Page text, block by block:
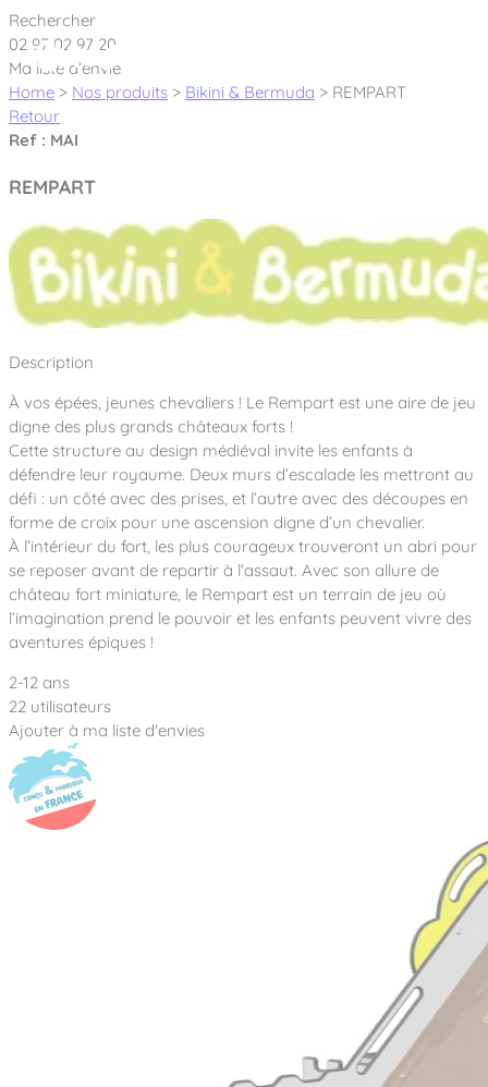
Cookies management panel
Créateur et fabricant d’aires de jeux &
Nos dernières actualités
À propos
Nos engagements
Notre partenariat avec l’association Rêves de clown
Nos Garanties
Notre concept
Notre entreprise
Notre équipe
Nous rejoindre
Aires de jeux Bikini & Bermuda®
Tous nos jeux
Jeux inclusifs
Jeux recyclés
Nos univers
Sport & Fitness Sport&Co®
Agrès fitness
Parcours de santé
Stadium Arena
Street workout
Surfpark
Équipements sportifs
Mobilier & accessoires
Mobilier urbain
Accessoires ludiques
Nos clients
Collectivités
Établissements scolaires
Architectes, Paysagistes-concepteurs
Camping et résidences de vacances
Notre expertise
Des aires intergénérationnelles de
L’éco-conception de nos jeux
La végétalisation des cours d’école
Nos matériaux
Nos fonctions ludiques & sportives
Nos sols amortissants
Réalisations
Contact
Les questions fréquentes
Catalogues
Rechercher
02 97 02 97 20
Ma liste d’envie
Home > Nos produits > Bikini & Bermuda > REMPART
Retour
Ref : MAI
REMPART
Description
À vos épées, jeunes chevaliers ! Le Rempart est une aire de jeu
digne des plus grands châteaux forts !
Cette structure au design médiéval invite les enfants à
défendre leur royaume. Deux murs d’escalade les mettront au
défi : un côté avec des prises, et l’autre avec des découpes en
forme de croix pour une ascension digne d’un chevalier.
À l’intérieur du fort, les plus courageux trouveront un abri pour
se reposer avant de repartir à l’assaut. Avec son allure de
château fort miniature, le Rempart est un terrain de jeu où
l’imagination prend le pouvoir et les enfants peuvent vivre des
aventures épiques !
2-12 ans
22 utilisateurs
Ajouter à ma liste d'envies